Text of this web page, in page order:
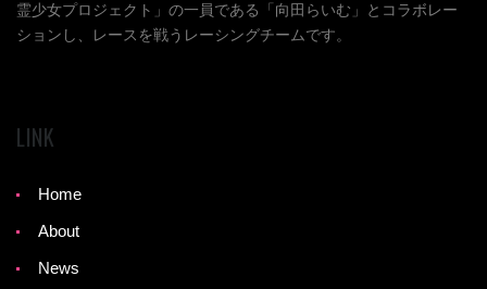
霊少女プロジェクト」の一員である「向田らいむ」とコラボレー
ションし、レースを戦うレーシングチームです。
LINK
Home
About
News